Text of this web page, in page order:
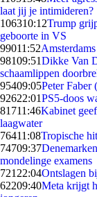
laat jij je intimideren?
106310:12Trump
geboorte in VS
99011:52
98109:51Dikke Van
schaamlippen
95409:05Peter Faber
92622:01PS5-doos
81711:46Kabinet
laagwater
76411:08Tropische
74709:37
mondelinge examens
721 22:04Ontslagen
62209:40Meta krijgt